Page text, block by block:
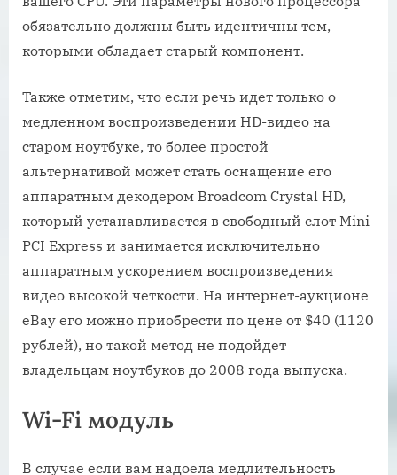
обязательно должны быть идентичны тем,
которыми обладает старый компонент.
Также отметим, что если речь идет только о
медленном воспроизведении HD-видео на
старом ноутбуке, то более простой
альтернативой может стать оснащение его
аппаратным декодером Broadcom Crystal HD,
который устанавливается в свободный слот Mini
PCI Express и занимается исключительно
аппаратным ускорением воспроизведения
видео высокой четкости. На интернет-аукционе
eBay его можно приобрести по цене от $40 (1120
рублей), но такой метод не подойдет
владельцам ноутбуков до 2008 года выпуска.
Wi-Fi модуль
В случае если вам надоела медлительность